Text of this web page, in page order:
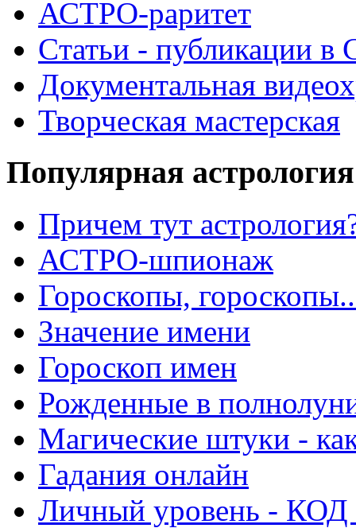
АСТРО-раритет
Cтатьи - публикации
Документальная
Творческая мастерская
Популярная астрология
Причем тут
АСТРО-шпионаж
Гороскопы,
Значение имени
Гороскоп имен
Рожденные в
Магические штуки -
Гадания онлайн
Личный уровень - КОД